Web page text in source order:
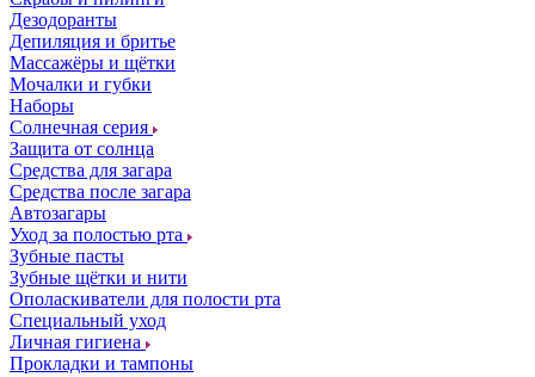
Дезодоранты
Депиляция и бритье
Массажёры и щётки
Мочалки и губки
Наборы
Солнечная серия
Защита от солнца
Средства для загара
Средства после загара
Автозагары
Уход за полостью рта
Зубные пасты
Зубные щётки и нити
Ополаскиватели для полости рта
Специальный уход
Личная гигиена
Прокладки и тампоны